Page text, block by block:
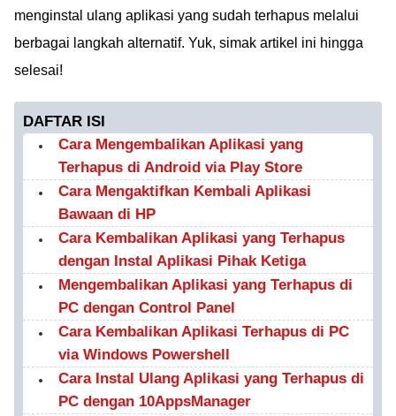
menginstal ulang aplikasi yang sudah terhapus melalui
berbagai langkah alternatif. Yuk, simak artikel ini hingga
selesai!
DAFTAR ISI
Cara Mengembalikan Aplikasi yang
Terhapus di Android via Play Store
Cara Mengaktifkan Kembali Aplikasi
Bawaan di HP
Cara Kembalikan Aplikasi yang Terhapus
dengan Instal Aplikasi Pihak Ketiga
Mengembalikan Aplikasi yang Terhapus di
PC dengan Control Panel
Cara Kembalikan Aplikasi Terhapus di PC
via Windows Powershell
Cara Instal Ulang Aplikasi yang Terhapus di
PC dengan 10AppsManager